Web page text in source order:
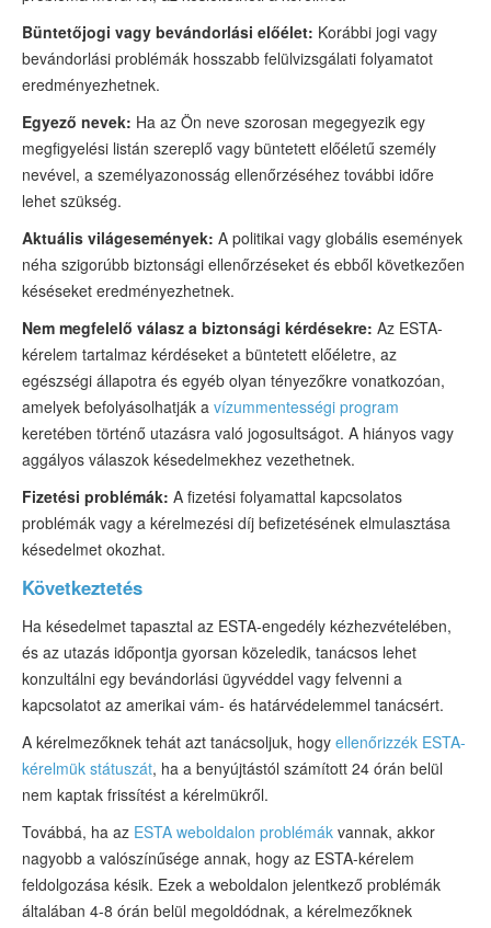
Büntetőjogi vagy bevándorlási előélet: Korábbi jogi vagy
bevándorlási problémák hosszabb felülvizsgálati folyamatot
eredményezhetnek.
Egyező nevek: Ha az Ön neve szorosan megegyezik egy
megfigyelési listán szereplő vagy büntetett előéletű személy
nevével, a személyazonosság ellenőrzéséhez további időre
lehet szükség.
Aktuális világesemények: A politikai vagy globális események
néha szigorúbb biztonsági ellenőrzéseket és ebből következően
késéseket eredményezhetnek.
Nem megfelelő válasz a biztonsági kérdésekre: Az ESTA-
kérelem tartalmaz kérdéseket a büntetett előéletre, az
egészségi állapotra és egyéb olyan tényezőkre vonatkozóan,
amelyek befolyásolhatják a vízummentességi program
keretében történő utazásra való jogosultságot. A hiányos vagy
aggályos válaszok késedelmekhez vezethetnek.
Fizetési problémák: A fizetési folyamattal kapcsolatos
problémák vagy a kérelmezési díj befizetésének elmulasztása
késedelmet okozhat.
Következtetés
Ha késedelmet tapasztal az ESTA-engedély kézhezvételében,
és az utazás időpontja gyorsan közeledik, tanácsos lehet
konzultálni egy bevándorlási ügyvéddel vagy felvenni a
kapcsolatot az amerikai vám- és határvédelemmel tanácsért.
A kérelmezőknek tehát azt tanácsoljuk, hogy ellenőrizzék ESTA-
kérelmük státuszát, ha a benyújtástól számított 24 órán belül
nem kaptak frissítést a kérelmükről.
Továbbá, ha az ESTA weboldalon problémák vannak, akkor
nagyobb a valószínűsége annak, hogy az ESTA-kérelem
feldolgozása késik. Ezek a weboldalon jelentkező problémák
általában 4-8 órán belül megoldódnak, a kérelmezőknek